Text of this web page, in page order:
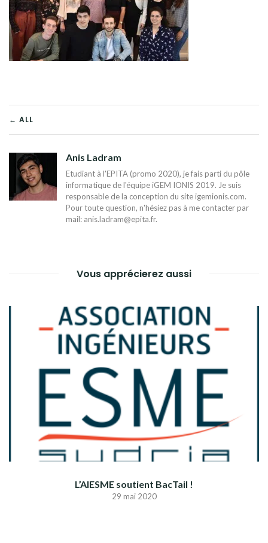
NAVIGATION
DE
L’ARTICLE
← ALL
Anis Ladram
Etudiant à l'EPITA (promo 2020), je fais parti du pôle
informatique de l'équipe iGEM IONIS 2019. Je suis
responsable de la conception du site igemionis.com.
Pour toute question, n'hésiez pas à me contacter par
mail: anis.ladram@epita.fr.
Vous apprécierez aussi
L’AIESME soutient BacTail !
29 mai 2020